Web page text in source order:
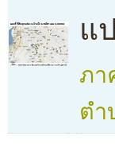
แ
ภา
ตำ